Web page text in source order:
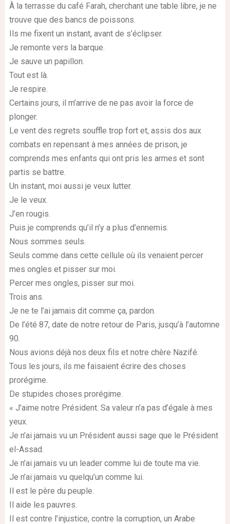
À la terrasse du café Farah, cherchant une table libre, je ne
trouve que des bancs de poissons.
Ils me fixent un instant, avant de s’éclipser.
Je remonte vers la barque.
Je sauve un papillon.
Tout est là.
Je respire.
Certains jours, il m’arrive de ne pas avoir la force de
plonger.
Le vent des regrets souffle trop fort et, assis dos aux
combats en repensant à mes années de prison, je
comprends mes enfants qui ont pris les armes et sont
partis se battre.
Un instant, moi aussi je veux lutter.
Je le veux.
J’en rougis.
Puis je comprends qu’il n’y a plus d’ennemis.
Nous sommes seuls.
Seuls comme dans cette cellule où ils venaient percer
mes ongles et pisser sur moi.
Percer mes ongles, pisser sur moi.
Trois ans.
Je ne te l’ai jamais dit comme ça, pardon.
De l’été 87, date de notre retour de Paris, jusqu’à l’automne
90.
Nous avions déjà nos deux fils et notre chère Nazifé.
Tous les jours, ils me faisaient écrire des choses
prorégime.
De stupides choses prorégime.
« J’aime notre Président. Sa valeur n’a pas d’égale à mes
yeux.
Je n’ai jamais vu un Président aussi sage que le Président
el-Assad.
Je n’ai jamais vu un leader comme lui de toute ma vie.
Je n’ai jamais vu quelqu’un comme lui.
Il est le père du peuple.
Il aide les pauvres.
Il est contre l’injustice, contre la corruption, un Arabe